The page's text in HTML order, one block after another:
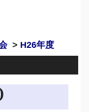
> H26年度